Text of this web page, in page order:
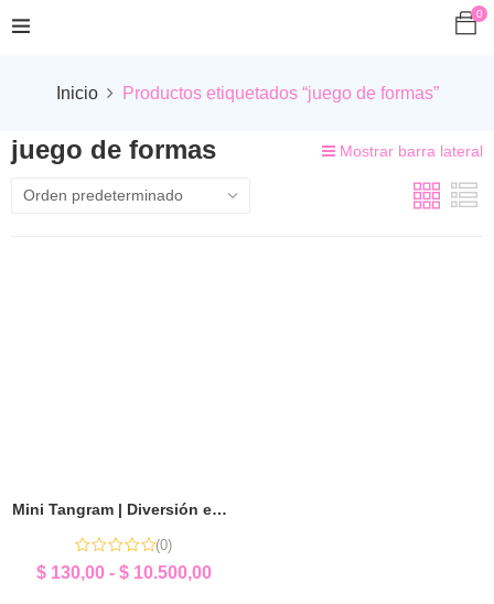
0
Inicio Productos etiquetados “juego de formas”
juego de formas Mostrar barra lateral
Mini Tangram | Diversión en Cada Pieza
(0)
$130,00 - $10.500,00